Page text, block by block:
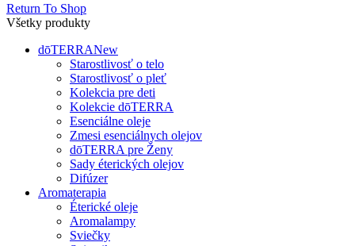
Return To Shop
Všetky produkty
dōTERRANew
Starostlivosť o telo
Starostlivosť o pleť
Kolekcia pre deti
Kolekcie dōTERRA
Esenciálne oleje
Zmesi esenciálnych olejov
dōTERRA pre Ženy
Sady éterických olejov
Difúzer
Aromaterapia
Éterické oleje
Aromalampy
Sviečky